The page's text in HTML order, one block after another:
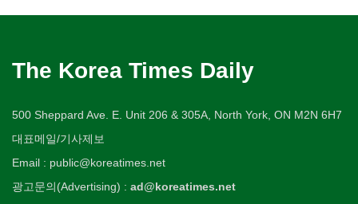
Veterinarian
Ophthalmologist
의사-외과
Surgeon
의사-치과
애완동물용품
양복점
Tailor
Fashion/Boutique
Blanket
웨딩서비스
개인지도-어학/수학
개인지도-서예
Private Lesson-Calligraphy
Private Lesson-Art/Photograph
Private Lesson-Ballet/Dance
개인지도-꽃꽂이
유아원/데이케어
보석감정사
Gemologist
인쇄
배관/플러밍
스테이징 홈
Staging Home
전기공사/수리
Electric Work
자동차-타이어
자동차-판매/리스
Sales/Lease
자동차-견인
Towing
Spring Water/Water Purifier
Nursing Home
Korean Businessmen's Association
Buddhist Temple
한국일보 본사 및 지국
한국정부기관
Korean Governmental Organization
Shoe Repair
ETC
아파트
The Korea Times Daily
500 Sheppard Ave. E. Unit 206 & 305A, North York, ON M2N 6H7
대표메일/기사제보
Email : public@koreatimes.net
광고문의(Advertising) : ad@koreatimes.net